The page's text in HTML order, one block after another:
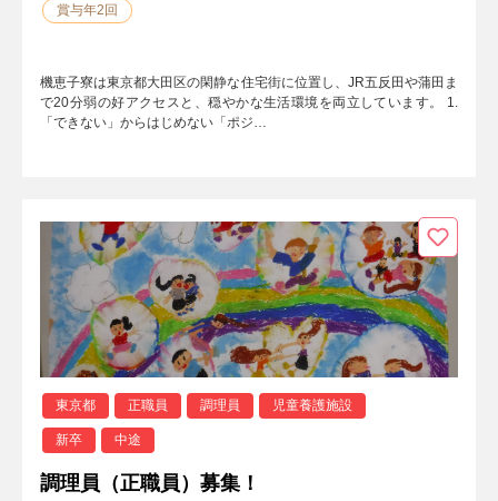
賞与年2回
機恵子寮は東京都大田区の閑静な住宅街に位置し、JR五反田や蒲田ま
で20分弱の好アクセスと、穏やかな生活環境を両立しています。 1.
「できない」からはじめない「ポジ…
東京都 正職員 調理員 児童養護施設
新卒 中途
調理員（正職員）募集！